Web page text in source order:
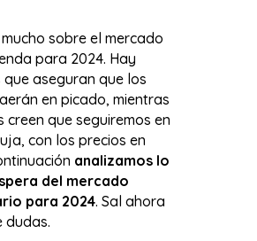
sobre el mercado
para 2024. Hay
aseguran que los
en picado, mientras
creen que seguiremos en
con los precios en
analizamos lo
del mercado
para 2024. Sal ahora
dudas.